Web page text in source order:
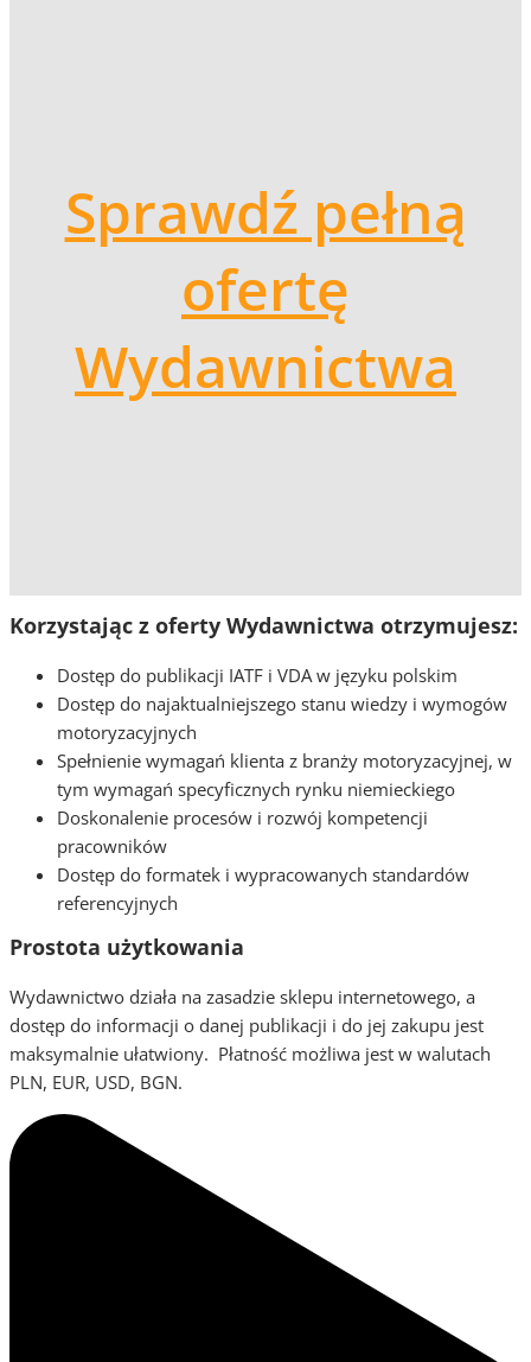
Sprawdź pełną
ofertę
Wydawnictwa
Korzystając z oferty Wydawnictwa otrzymujesz:
Dostęp do publikacji IATF i VDA w języku polskim
Dostęp do najaktualniejszego stanu wiedzy i wymogów
motoryzacyjnych
Spełnienie wymagań klienta z branży motoryzacyjnej, w
tym wymagań specyficznych rynku niemieckiego
Doskonalenie procesów i rozwój kompetencji
pracowników
Dostęp do formatek i wypracowanych standardów
referencyjnych
Prostota użytkowania
Wydawnictwo działa na zasadzie sklepu internetowego, a
dostęp do informacji o danej publikacji i do jej zakupu jest
maksymalnie ułatwiony. Płatność możliwa jest w walutach
PLN, EUR, USD, BGN.